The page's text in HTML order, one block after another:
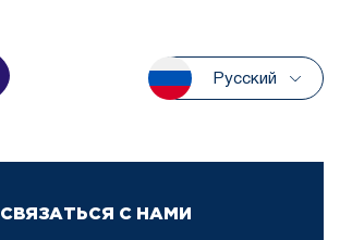
Русский
СВЯЗАТЬСЯ С НАМИ